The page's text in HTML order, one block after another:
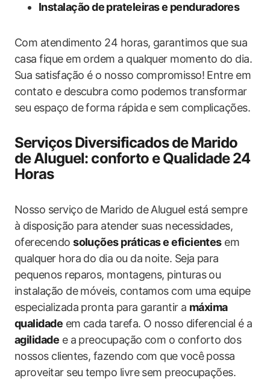
Instalação de prateleiras e penduradores
Com atendimento 24 horas, garantimos que sua
casa fique em ordem a qualquer momento do dia.
Sua satisfação é o nosso compromisso! Entre em
contato e descubra como podemos transformar
seu espaço de forma rápida e sem complicações.
Serviços Diversificados de Marido
de Aluguel: conforto e Qualidade 24
Horas
Nosso serviço de Marido de Aluguel está sempre
à disposição para atender suas necessidades,
oferecendosoluções práticas e eficientesem
qualquer hora do dia ou da noite. Seja para
pequenos reparos, montagens, pinturas ou
instalação de móveis, contamos com uma equipe
especializada pronta para garantir a máxima
qualidade em cada tarefa. O nosso diferencial é a
agilidade e a preocupação com o conforto dos
nossos clientes, fazendo com que você possa
aproveitar seu tempo livre sem preocupações.